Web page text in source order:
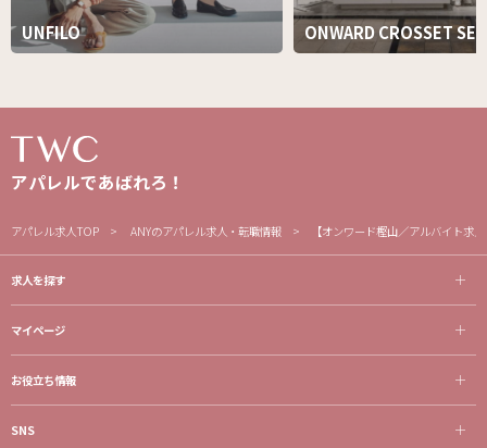
UNFILO ONWARD CROSSET
アパレルであばれろ！
アパレル求人TOP ANYのアパレル求人・転職情報 【オンワード樫山／アルバイト求
求人を探す
マイページ
お役立ち情報
SNS